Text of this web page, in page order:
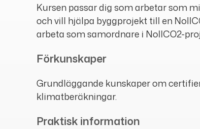
Kursen passar dig som arbetar som
och vill hjälpa byggprojekt till en
arbeta som samordnare i NollCO2-
Förkunskaper
Grundläggande kunskaper om
klimatberäkningar.
Praktisk information